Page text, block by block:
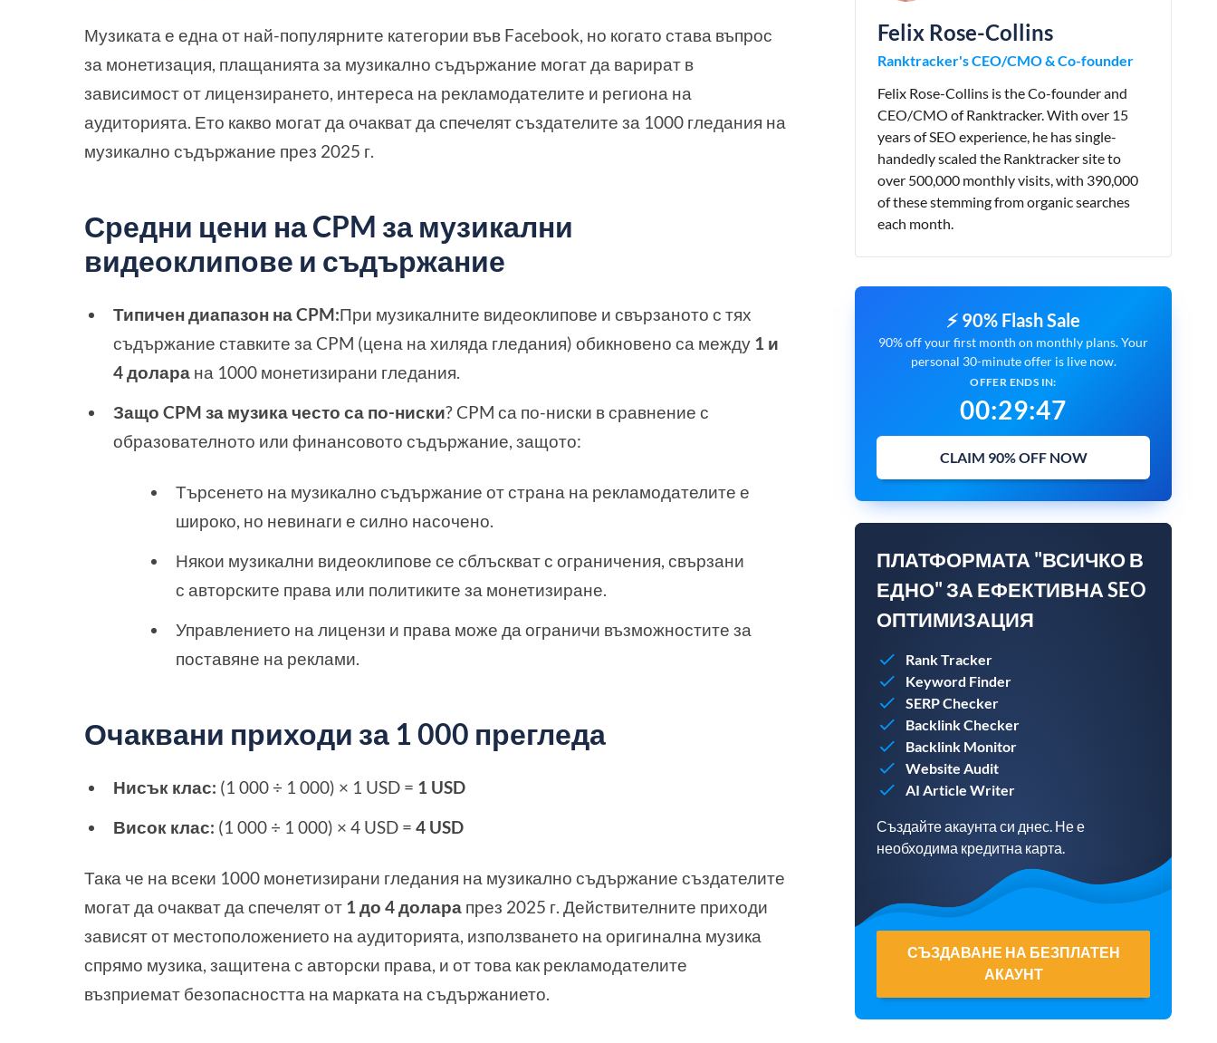
Музиката е една от най-популярните категории във Facebook, но когато става въпрос
за монетизация, плащанията за музикално съдържание могат да варират в
зависимост от лицензирането, интереса на рекламодателите и региона на
аудиторията. Ето какво могат да очакват да спечелят създателите за 1000 гледания на
музикално съдържание през 2025 г.
Средни цени на CPM за музикални
видеоклипове и съдържание
Типичен диапазон на CPM:При музикалните видеоклипове и свързаното с тях
съдържание ставките за CPM (цена на хиляда гледания) обикновено са между 1 и
4 долара на 1000 монетизирани гледания.
Защо CPM за музика често са по-ниски? CPM са по-ниски в сравнение с
образователното или финансовото съдържание, защото:
Търсенето на музикално съдържание от страна на рекламодателите е
широко, но невинаги е силно насочено.
Някои музикални видеоклипове се сблъскват с ограничения, свързани
с авторските права или политиките за монетизиране.
Управлението на лицензи и права може да ограничи възможностите за
поставяне на реклами.
Очаквани приходи за 1 000 прегледа
Нисък клас: (1 000 ÷ 1 000) × 1 USD = 1 USD
Висок клас: (1 000 ÷ 1 000) × 4 USD =4 USD
Така че на всеки 1000 монетизирани гледания на музикално съдържание създателите
могат да очакват да спечелят от 1 до 4 долара през 2025 г. Действителните приходи
зависят от местоположението на аудиторията, използването на оригинална музика
спрямо музика, защитена с авторски права, и от това как рекламодателите
възприемат безопасността на марката на съдържанието.
Felix Rose-Collins
Ranktracker's CEO/CMO & Co-founder
Felix Rose-Collins is the Co-founder and
CEO/CMO of Ranktracker. With over 15
years of SEO experience, he has single-
handedly scaled the Ranktracker site to
over 500,000 monthly visits, with 390,000
of these stemming from organic searches
each month.
⚡ 90% Flash Sale
90% off your first month on monthly plans. Your
personal 30-minute offer is live now.
OFFER ENDS IN:
00:29:45
CLAIM 90% OFF NOW
ПЛАТФОРМАТА "ВСИЧКО В
ЕДНО" ЗА ЕФЕКТИВНА SEO
ОПТИМИЗАЦИЯ
Rank Tracker
Keyword Finder
SERP Checker
Backlink Checker
Backlink Monitor
Website Audit
AI Article Writer
Създайте акаунта си днес. Не е
необходима кредитна карта.
СЪЗДАВАНЕ НА БЕЗПЛАТЕН
АКАУНТ